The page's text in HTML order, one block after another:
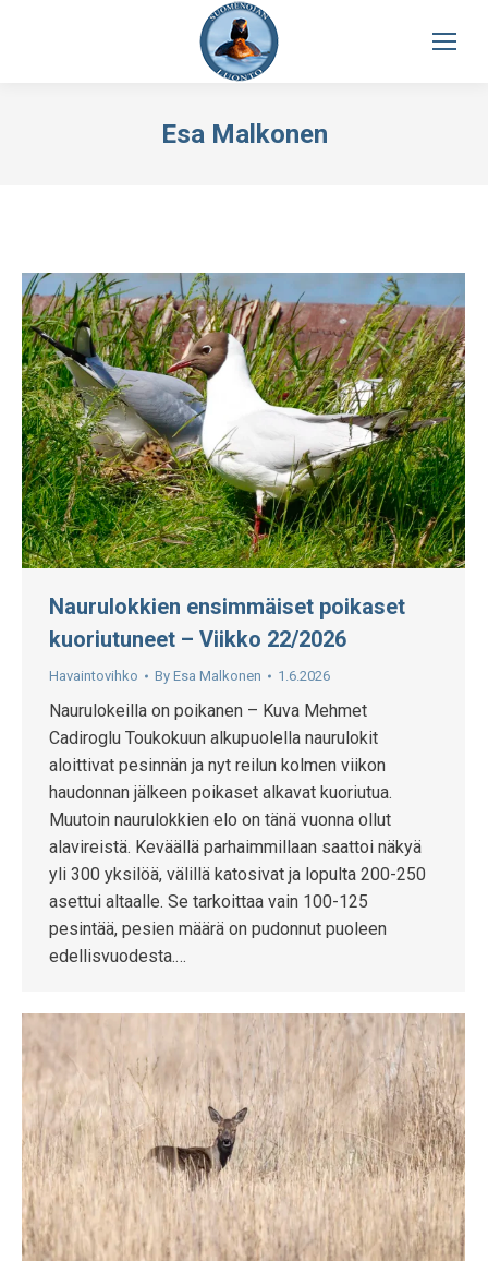
Esa Malkonen
Naurulokkien ensimmäiset poikaset
kuoriutuneet – Viikko 22/2026
Havaintovihko By Esa Malkonen 1.6.2026
Naurulokeilla on poikanen – Kuva Mehmet
Cadiroglu Toukokuun alkupuolella naurulokit
aloittivat pesinnän ja nyt reilun kolmen viikon
haudonnan jälkeen poikaset alkavat kuoriutua.
Muutoin naurulokkien elo on tänä vuonna ollut
alavireistä. Keväällä parhaimmillaan saattoi näkyä
yli 300 yksilöä, välillä katosivat ja lopulta 200-250
asettui altaalle. Se tarkoittaa vain 100-125
pesintää, pesien määrä on pudonnut puoleen
edellisvuodesta.…